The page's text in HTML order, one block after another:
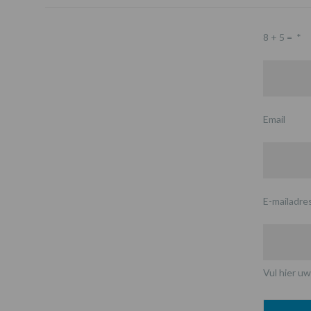
8 + 5 = *
Email
E-
Vul hier